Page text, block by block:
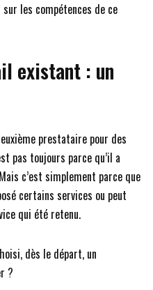
les compétences de ce
existant : un
prestataire pour des
pas toujours parce qu’il a
c’est simplement parce que
certains services ou peut
qui été retenu.
dès le départ, un
?